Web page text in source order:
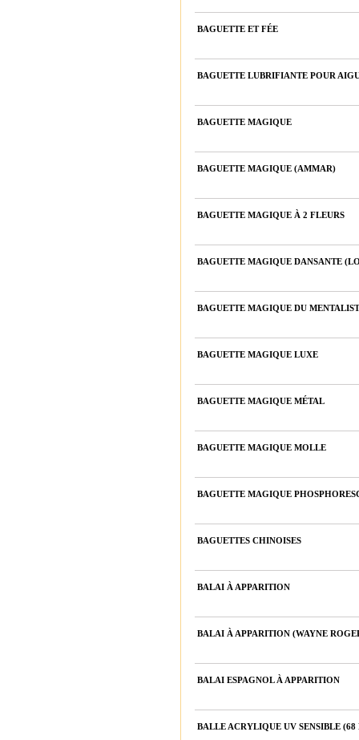
BAGUETTE ET FÉE
BAGUETTE LUBRIFIANTE POUR
BAGUETTE MAGIQUE
BAGUETTE MAGIQUE (AMMAR)
BAGUETTE MAGIQUE À 2 FLEURS
BAGUETTE MAGIQUE DANSANTE
BAGUETTE MAGIQUE DU
BAGUETTE MAGIQUE LUXE
BAGUETTE MAGIQUE MÉTAL
BAGUETTE MAGIQUE MOLLE
BAGUETTE MAGIQUE
BAGUETTES CHINOISES
BALAI À APPARITION
BALAI À APPARITION (WAYNE
BALAI ESPAGNOL À APPARITION
BALLE ACRYLIQUE UV SENSIBLE (68